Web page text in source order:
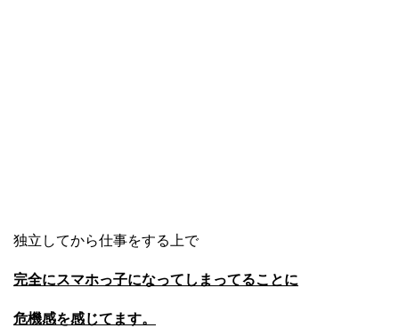
独立してから仕事をする上で
完全にスマホっ子になってしまってることに
危機感を感じてます。